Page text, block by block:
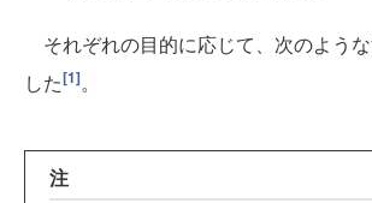
それぞれの目的に応じて、次のよう
した[1]。
注